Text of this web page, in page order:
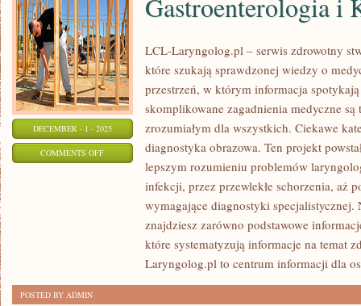
DECEMBER - 1 - 2025
COMMENTS OFFON
GASTROENTEROLOGIA
KARDIOLOGIA
LCL-Laryngolog.pl – serwis zdrowotny
które szukają sprawdzonej wiedzy o
przestrzeń, w którym informacja
skomplikowane zagadnienia medyczne
zrozumiałym dla wszystkich. Ciekawe
diagnostyka obrazowa. Ten projekt
lepszym rozumieniu problemów
infekcji, przez przewlekłe schorzenia, aż
wymagające diagnostyki
znajdziesz zarówno podstawowe
które systematyzują informacje na temat
Laryngolog.pl to centrum informacji dla
POSTED BY ADMIN